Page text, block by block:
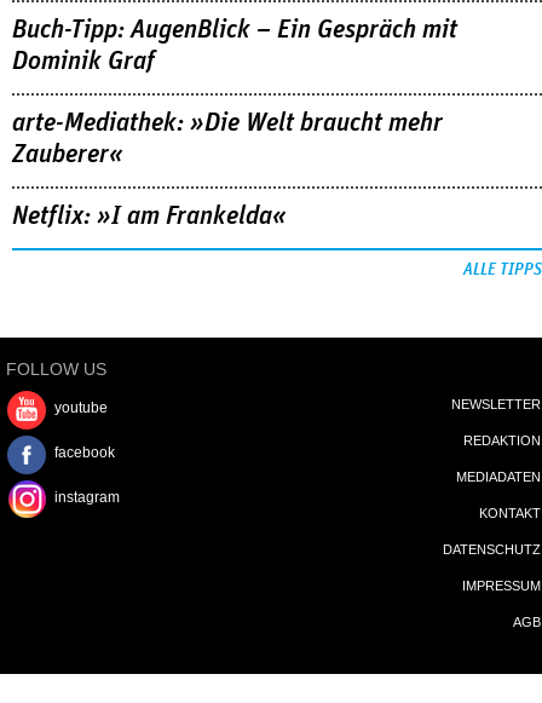
Buch-Tipp: AugenBlick – Ein Gespräch mit
Dominik Graf
arte-Mediathek: »Die Welt braucht mehr
Zauberer«
Netflix: »I am Frankelda«
ALLE TIPPS
FOLLOW US
youtube
facebook
instagram
NEWSLETTER
REDAKTION
MEDIADATEN
KONTAKT
DATENSCHUTZ
IMPRESSUM
AGB